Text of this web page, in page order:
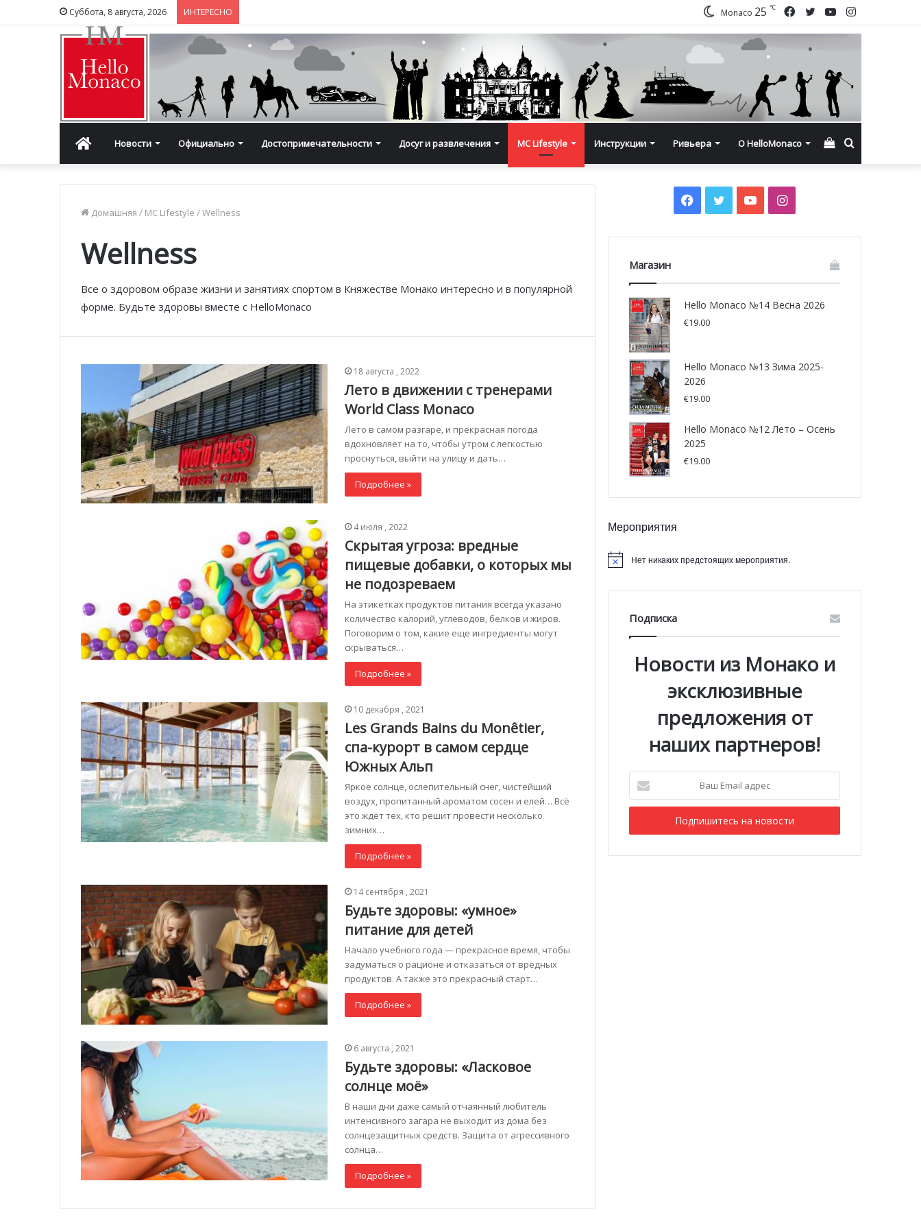
Суббота, 8 августа, 2026 ИНТЕРЕСНО Instagram
YouTube
Twitter
Facebook
Monaco 25 ℃
ГлавнаяНовости Официально Достопримечательности Досуг и развлечения MC Lifestyle Инструкции Ривьера О HelloMonaco Смотреть
Домашняя / MC Lifestyle /Wellness
Wellness
Все о здоровом образе жизни и занятиях спортом в Княжестве Монако интересно и в популярной
форме. Будьте здоровы вместе с HelloMonaco
18 августа , 2022
Лето в движении с тренерами
World Class Monaco
Лето в самом разгаре, и прекрасная погода
вдохновляет на то, чтобы утром с легкостью
проснуться, выйти на улицу и дать…
Подробнее »
4 июля , 2022
Скрытая угроза: вредные
пищевые добавки, о которых мы
не подозреваем
На этикетках продуктов питания всегда указано
количество калорий, углеводов, белков и жиров.
Поговорим о том, какие еще ингредиенты могут
скрываться…
Подробнее »
10 декабря , 2021
Les Grands Bains du Monêtier,
спа-курорт в самом сердце
Южных Альп
Яркое солнце, ослепительный снег, чистейший
воздух, пропитанный ароматом сосен и елей… Всё
это ждёт тех, кто решит провести несколько
зимних…
Подробнее »
14 сентября , 2021
Будьте здоровы: «умное»
питание для детей
Начало учебного года — прекрасное время, чтобы
задуматься о рационе и отказаться от вредных
продуктов. А также это прекрасный старт…
Подробнее »
6 августа , 2021
Будьте здоровы: «Ласковое
солнце моё»
В наши дни даже самый отчаянный любитель
интенсивного загара не выходит из дома без
солнцезащитных средств. Защита от агрессивного
солнца…
Подробнее »
Facebook
TwitterYouTubeInstagram
Магазин
Hello Monaco №14 Весна 2026
€19.00
Hello Monaco №13 Зима 2025-
2026
€19.00
Hello Monaco №12 Лето – Осень
2025
€19.00
Мероприятия
Нет никаких предстоящих мероприятия.
Подписка
Новости из Монако и
эксклюзивные
предложения от
наших партнеров!
Email
адрес